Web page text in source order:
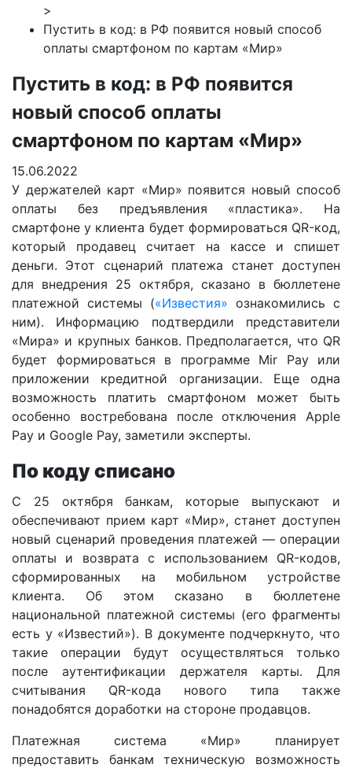
>
Пустить в код: в РФ появится новый способ
оплаты смартфоном по картам «Мир»
Пустить в код: в РФ появится
новый способ оплаты
смартфоном по картам «Мир»
15.06.2022
У держателей карт «Мир» появится новый способ
оплаты без предъявления «пластика». На
смартфоне у клиента будет формироваться QR-код,
который продавец считает на кассе и спишет
деньги. Этот сценарий платежа станет доступен
для внедрения 25 октября, сказано в бюллетене
платежной системы («Известия» ознакомились с
ним). Информацию подтвердили представители
«Мира» и крупных банков. Предполагается, что QR
будет формироваться в программе Mir Pay или
приложении кредитной организации. Еще одна
возможность платить смартфоном может быть
особенно востребована после отключения Apple
Pay и Google Pay, заметили эксперты.
По коду списано
С 25 октября банкам, которые выпускают и
обеспечивают прием карт «Мир», станет доступен
новый сценарий проведения платежей — операции
оплаты и возврата с использованием QR-кодов,
сформированных на мобильном устройстве
клиента. Об этом сказано в бюллетене
национальной платежной системы (его фрагменты
есть у «Известий»). В документе подчеркнуто, что
такие операции будут осуществляться только
после аутентификации держателя карты. Для
считывания QR-кода нового типа также
понадобятся доработки на стороне продавцов.
Платежная система «Мир» планирует
предоставить банкам техническую возможность